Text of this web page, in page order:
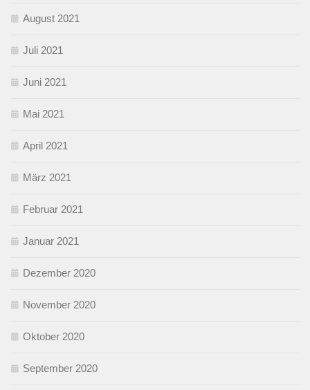
August 2021
Juli 2021
Juni 2021
Mai 2021
April 2021
März 2021
Februar 2021
Januar 2021
Dezember 2020
November 2020
Oktober 2020
September 2020